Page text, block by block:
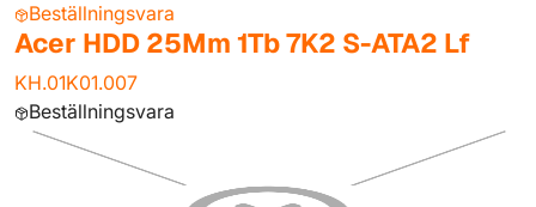
Beställningsvara
Acer HDD 25Mm 1Tb 7K2 S-ATA2 Lf
KH.01K01.007
Beställningsvara